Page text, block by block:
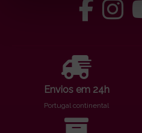
Envios em 24h
Portugal continental